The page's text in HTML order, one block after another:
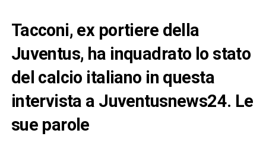
Tacconi, ex portiere della
Juventus, ha inquadrato lo stato
del calcio italiano in questa
intervista a Juventusnews24. Le
sue parole